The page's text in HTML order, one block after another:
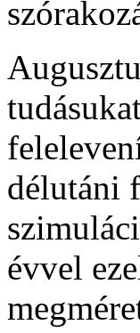
délutáni
évvel